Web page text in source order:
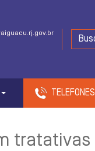
TELEFONES
tratativas